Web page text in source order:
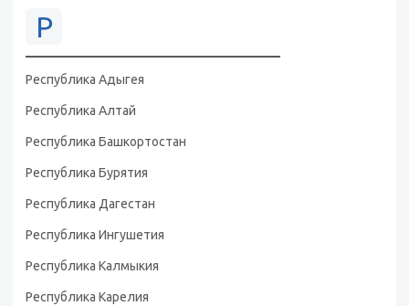
Р
Республика Адыгея
Республика Алтай
Республика Башкортостан
Республика Бурятия
Республика Дагестан
Республика Ингушетия
Республика Калмыкия
Республика Карелия